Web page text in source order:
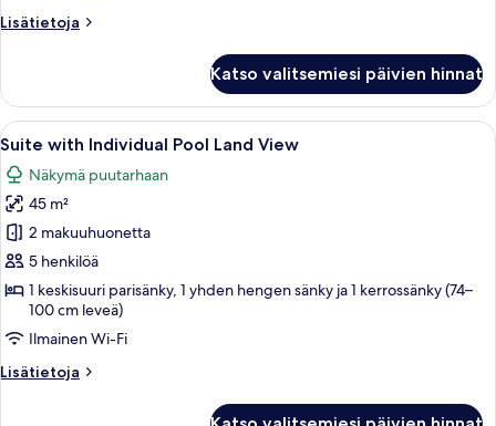
Lisätietoja
Lisätietoja
Room
Sea
View
Katso valitsemiesi päivien hinnat
Avaa
kaikki
huonetyypin
Suite
with
Individual
Pool
Land
View
kuvat
Uima-altaan reunalla on
13
Suite with Individual Pool Land View
Näkymä puutarhaan
45 m²
2 makuuhuonetta
5 henkilöä
1 keskisuuri parisänky, 1 yhden hengen sänky ja 1 kerrossänky (74–
100 cm leveä)
Ilmainen Wi-Fi
Lisätietoja
Lisätietoja